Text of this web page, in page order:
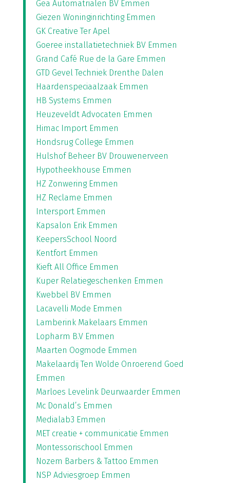
Gea Automatrialen BV Emmen
Giezen Woninginrichting Emmen
GK Creative Ter Apel
Goeree installatietechniek BV Emmen
Grand Café Rue de la Gare Emmen
GTD Gevel Techniek Drenthe Dalen
Haardenspeciaalzaak Emmen
HB Systems Emmen
Heuzeveldt Advocaten Emmen
Himac Import Emmen
Hondsrug College Emmen
Hulshof Beheer BV Drouwenerveen
Hypotheekhouse Emmen
HZ Zonwering Emmen
HZ Reclame Emmen
Intersport Emmen
Kapsalon Erik Emmen
KeepersSchool Noord
Kentfort Emmen
Kieft All Office Emmen
Kuper Relatiegeschenken Emmen
Kwebbel BV Emmen
Lacavelli Mode Emmen
Lamberink Makelaars Emmen
Lopharm B.V Emmen
Maarten Oogmode Emmen
Makelaardij Ten Wolde Onroerend Goed
Emmen
Marloes Levelink Deurwaarder Emmen
Mc Donald’s Emmen
Medialab3 Emmen
MET creatie + communicatie Emmen
Montessorischool Emmen
Nozem Barbers & Tattoo Emmen
NSP Adviesgroep Emmen